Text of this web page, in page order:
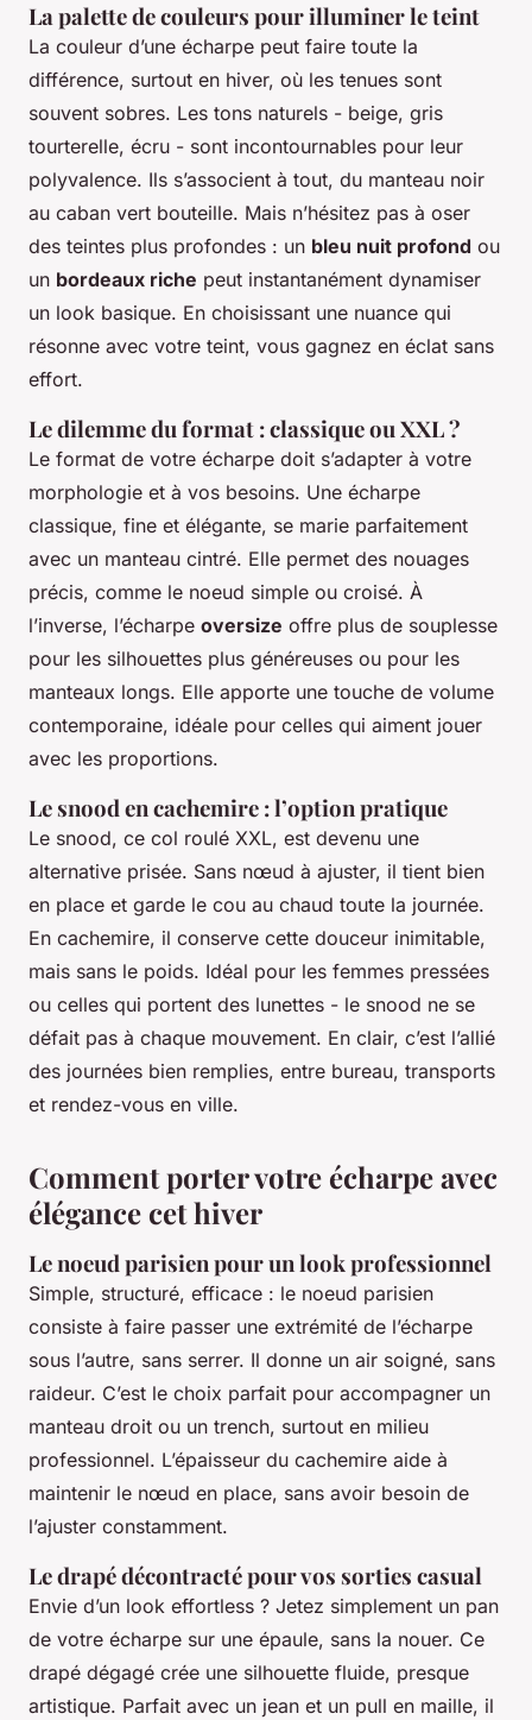
La palette de couleurs pour illuminer le teint
La couleur d’une écharpe peut faire toute la
différence, surtout en hiver, où les tenues sont
souvent sobres. Les tons naturels - beige, gris
tourterelle, écru - sont incontournables pour leur
polyvalence. Ils s’associent à tout, du manteau noir
au caban vert bouteille. Mais n’hésitez pas à oser
des teintes plus profondes : un bleu nuit profond ou
un bordeaux riche peut instantanément dynamiser
un look basique. En choisissant une nuance qui
résonne avec votre teint, vous gagnez en éclat sans
effort.
Le dilemme du format : classique ou XXL ?
Le format de votre écharpe doit s’adapter à votre
morphologie et à vos besoins. Une écharpe
classique, fine et élégante, se marie parfaitement
avec un manteau cintré. Elle permet des nouages
précis, comme le noeud simple ou croisé. À
l’inverse, l’écharpe oversize offre plus de souplesse
pour les silhouettes plus généreuses ou pour les
manteaux longs. Elle apporte une touche de volume
contemporaine, idéale pour celles qui aiment jouer
avec les proportions.
Le snood en cachemire : l’option pratique
Le snood, ce col roulé XXL, est devenu une
alternative prisée. Sans nœud à ajuster, il tient bien
en place et garde le cou au chaud toute la journée.
En cachemire, il conserve cette douceur inimitable,
mais sans le poids. Idéal pour les femmes pressées
ou celles qui portent des lunettes - le snood ne se
défait pas à chaque mouvement. En clair, c’est l’allié
des journées bien remplies, entre bureau, transports
et rendez-vous en ville.
Comment porter votre écharpe avec
élégance cet hiver
Le noeud parisien pour un look professionnel
Simple, structuré, efficace : le noeud parisien
consiste à faire passer une extrémité de l’écharpe
sous l’autre, sans serrer. Il donne un air soigné, sans
raideur. C’est le choix parfait pour accompagner un
manteau droit ou un trench, surtout en milieu
professionnel. L’épaisseur du cachemire aide à
maintenir le nœud en place, sans avoir besoin de
l’ajuster constamment.
Le drapé décontracté pour vos sorties casual
Envie d’un look effortless ? Jetez simplement un pan
de votre écharpe sur une épaule, sans la nouer. Ce
drapé dégagé crée une silhouette fluide, presque
artistique. Parfait avec un jean et un pull en maille, il